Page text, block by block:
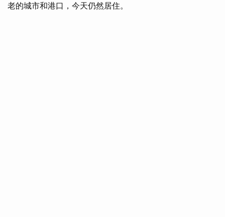
老的城市和港口，今天仍然居住。